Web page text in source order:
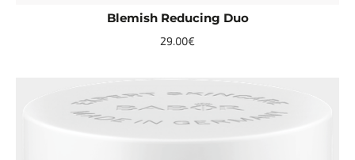
Blemish Reducing Duo
29.00€